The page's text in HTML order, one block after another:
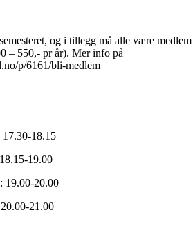
og i tillegg må alle være medlem
– 550,- pr år). Mer info på
p/6161/bli-medlem
17.30-18.15
19.00
19.00-20.00
21.00